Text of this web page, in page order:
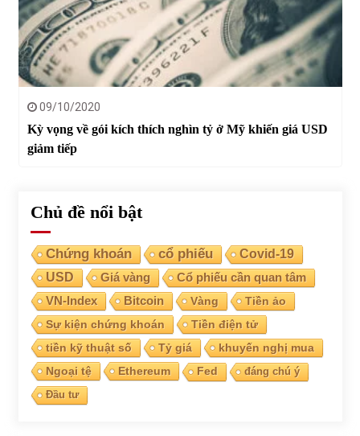
09/10/2020
Kỳ vọng về gói kích thích nghìn tỷ ở Mỹ khiến giá USD
giảm tiếp
Chủ đề nổi bật
Chứng khoán cổ phiếu
Covid-19
USD
Giá vàng Cổ phiếu cần quan tâm
VN-Index Bitcoin Vàng
Tiền ảo
Sự kiện chứng khoán
Tiền điện tử
tiền kỹ thuật số
Tỷ giá
khuyến nghị mua
Ngoại tệ
Ethereum Fed
đáng chú ý
Đầu tư